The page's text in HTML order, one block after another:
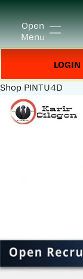
Open
Menu
LOGIN
Shop PINTU4D